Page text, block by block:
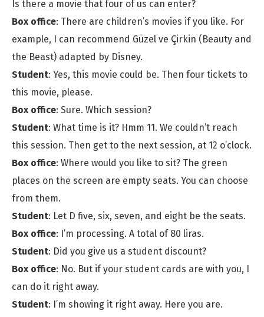
Is there a movie that four of us can enter?
Box office: There are children’s movies if you like. For
example, I can recommend Güzel ve Çirkin (Beauty and
the Beast) adapted by Disney.
Student: Yes, this movie could be. Then four tickets to
this movie, please.
Box office: Sure. Which session?
Student: What time is it? Hmm 11. We couldn’t reach
this session. Then get to the next session, at 12 o’clock.
Box office: Where would you like to sit? The green
places on the screen are empty seats. You can choose
from them.
Student: Let D five, six, seven, and eight be the seats.
Box office: I’m processing. A total of 80 liras.
Student: Did you give us a student discount?
Box office: No. But if your student cards are with you, I
can do it right away.
Student: I’m showing it right away. Here you are.